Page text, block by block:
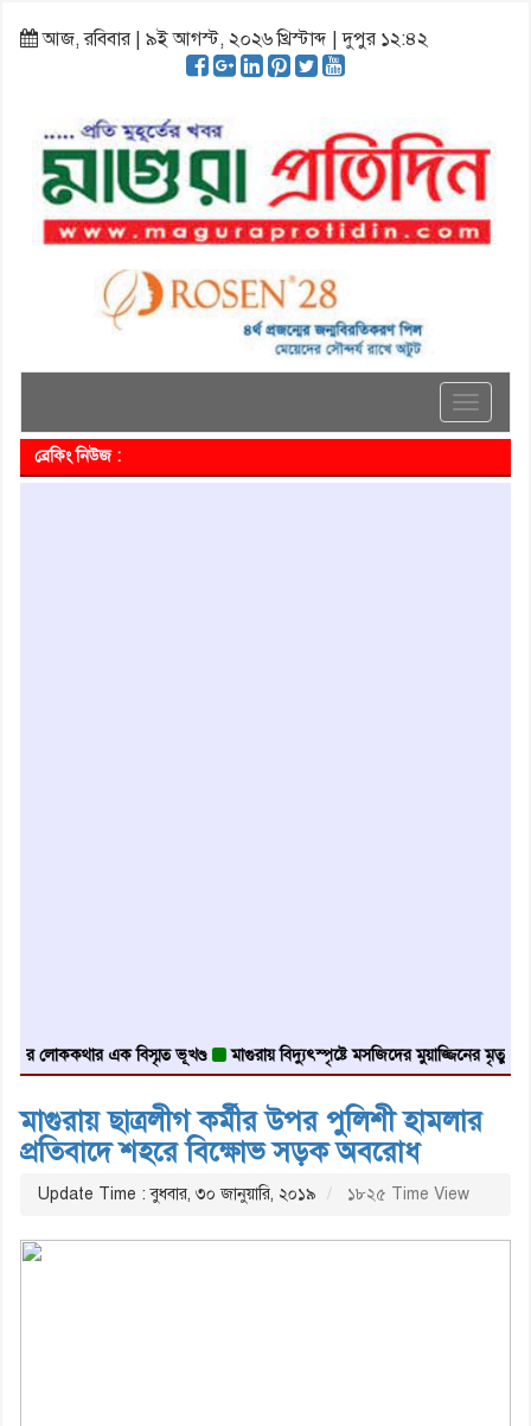
আজ, রবিবার | ৯ই আগস্ট, ২০২৬ খ্রিস্টাব্দ | দুপুর ১২:৪২
Toggle
ব্রেকিং নিউজ :
এক বিস্মৃত ভূখণ্ড মাগুরায় বিদ্যুৎস্পৃষ্টে মসজিদের মুয়াজ্জিনের মৃত্যু আবৃত্তি
মাগুরায় ছাত্রলীগ কর্মীর উপর পুলিশী হামলার
প্রতিবাদে শহরে বিক্ষোভ সড়ক অবরোধ
Update Time : বুধবার, ৩০ জানুয়ারি, ২০১৯ ১৮২৫ Time View